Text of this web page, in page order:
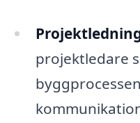
projektledare